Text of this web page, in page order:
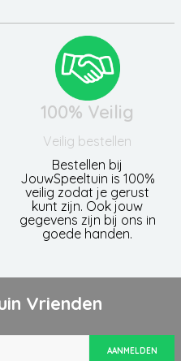
100% Veilig
Veilig bestellen
Bestellen bij
JouwSpeeltuin is 100%
veilig zodat je gerust
kunt zijn. Ook jouw
gegevens zijn bij ons in
goede handen.
Vrienden
AANMELDEN